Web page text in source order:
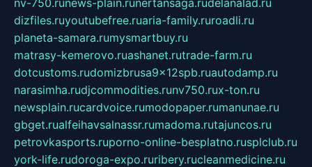
dizfiles.ruyoutubefree.ruaria-family.ruroadli.ru
planeta-samara.rumysmartbuy.ru
matrasy-kemerovo.ruashanet.rutrade-farm.ru
dotcustoms.rudomizbrusa9x12spb.ruautodamp.ru
narasimha.rudjcommodities.runv750.rux-ton.ru
newsplain.rucardvoice.rumodopaper.rumanunae.ru
gbget.rualfeihavsalnassr.rumadoma.rutajuncos.ru
petrovkasports.ruporno-online-besplatno.rusplclub.ru
york-life.rudoroga-expo.ruribery.rucleanmedicine.ru